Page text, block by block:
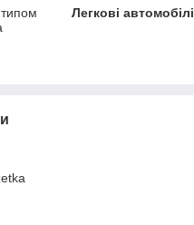
Легкові автомобілі